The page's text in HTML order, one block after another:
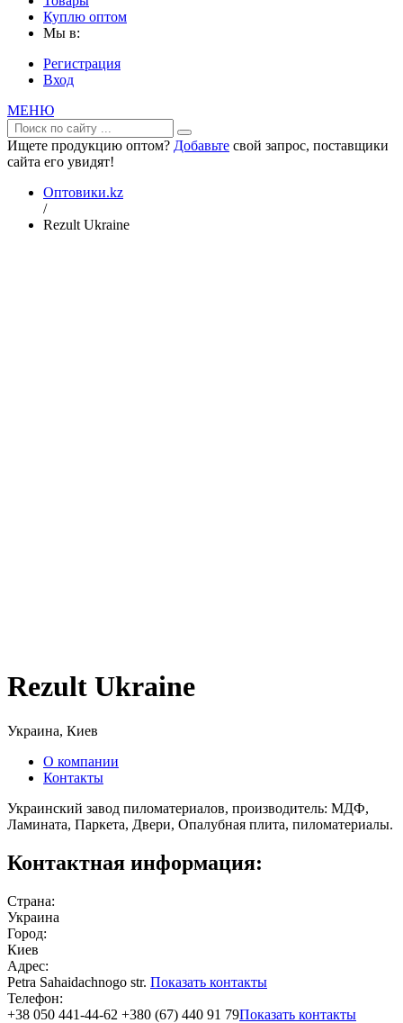
Куплю оптом
Мы в:
Регистрация
Вход
МЕНЮ
Ищете продукцию оптом? Добавьте свой запрос, поставщики
сайта его увидят!
Оптовики.kz
/
Rezult Ukraine
Rezult Ukraine
Украина, Киев
О компании
Контакты
Украинский завод пиломатериалов, производитель: МДФ,
Ламината, Паркета, Двери, Опалубная плита, пиломатериалы.
Контактная информация:
Страна:
Украина
Город:
Киев
Адрес:
Petra Sahaidachnogo str. Показать контакты
Телефон:
+38 050 441-44-62 +380 (67) 440 91 79Показать контакты